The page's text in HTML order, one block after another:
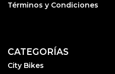
Términos y Condiciones
CATEGORÍAS
City Bikes